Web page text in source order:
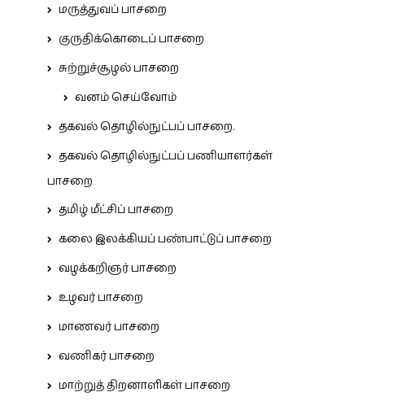
மருத்துவப் பாசறை
குருதிக்கொடைப் பாசறை
சுற்றுச்சூழல் பாசறை
வனம் செய்வோம்
தகவல் தொழில்நுட்பப் பாசறை.
தகவல் தொழில்நுட்பப் பணியாளர்கள்
பாசறை
தமிழ் மீட்சிப் பாசறை
கலை இலக்கியப் பண்பாட்டுப் பாசறை
வழக்கறிஞர் பாசறை
உழவர் பாசறை
மாணவர் பாசறை
வணிகர் பாசறை
மாற்றுத் திறனாளிகள் பாசறை